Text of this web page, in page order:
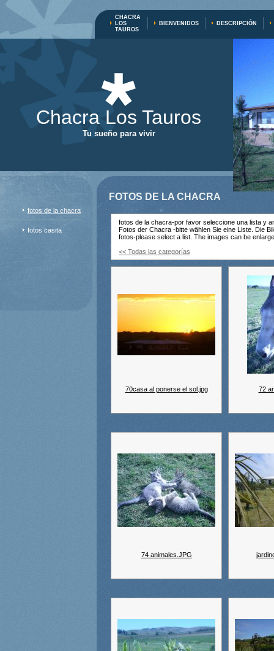
CHACRA
LOS
TAUROS
BIENVENIDOS DESCRIPCIÓN
Chacra Los Tauros
Tu sueño para vivir
fotos de la chacra
fotos casita
FOTOS DE LA CHACRA
fotos de la chacra-por favor seleccione una lista y
Fotos der Chacra -bitte wählen Sie eine Liste. Die
fotos-please select a list. The images can be
<< Todas las categorías
70casa al ponerse el sol.jpg 72
74 animales.JPG